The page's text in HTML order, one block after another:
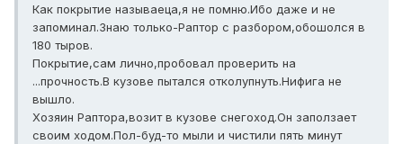
Как покрытие называеца,я не помню.Ибо даже и не
запоминал.Знаю только-Раптор с разбором,обошолся в
180 тыров.
Покрытие,сам лично,пробовал проверить на
...прочность.В кузове пытался отколупнуть.Нифига не
вышло.
Хозяин Раптора,возит в кузове снегоход.Он заползает
своим ходом.Пол-буд-то мыли и чистили пять минут